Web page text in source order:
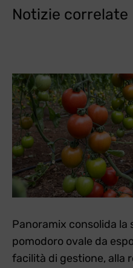
Notizie correlate
Panoramix consolida la
pomodoro ovale da
facilità di gestione, alla